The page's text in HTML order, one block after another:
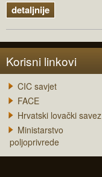
detaljnije
Korisni linkovi
CIC savjet
FACE
Hrvatski lovački savez
Ministarstvo
poljoprivrede